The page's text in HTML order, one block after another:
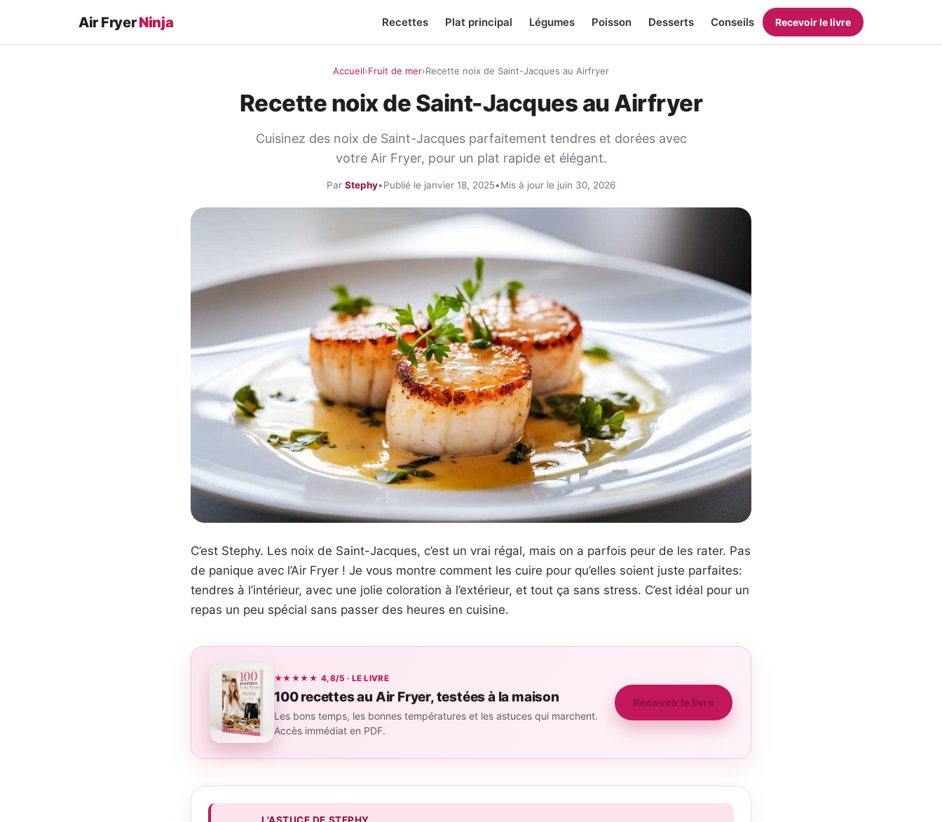
Air FryerNinja Recettes Plat principal Légumes Poisson Desserts Conseils Recevoir le livre
Accueil›Fruit de mer›Recette noix de Saint-Jacques au Airfryer
Recette noix de Saint-Jacques au Airfryer
Cuisinez des noix de Saint-Jacques parfaitement tendres et dorées avec
votre Air Fryer, pour un plat rapide et élégant.
Par Stephy•Publié le janvier 18, 2025•Mis à jour le juin 30, 2026
C’est Stephy. Les noix de Saint-Jacques, c’est un vrai régal, mais on a parfois peur de les rater. Pas
de panique avec l’Air Fryer ! Je vous montre comment les cuire pour qu’elles soient juste parfaites:
tendres à l’intérieur, avec une jolie coloration à l’extérieur, et tout ça sans stress. C’est idéal pour un
repas un peu spécial sans passer des heures en cuisine.
★★★★★ 4,8/5 · LE LIVRE
100 recettes au Air Fryer, testées à la maison
Les bons temps, les bonnes températures et les astuces qui marchent.
Accès immédiat en PDF.
Recevoir le livre